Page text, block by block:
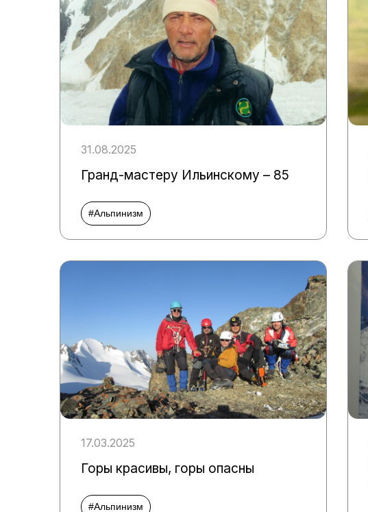
31.08.2025
Гранд-мастеру Ильинскому – 85
#Альпинизм
17.03.2025
Горы красивы, горы опасны
#Альпинизм